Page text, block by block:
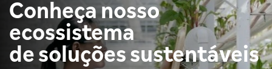
Conheça nosso
ecossistema
de soluções sustentáveis